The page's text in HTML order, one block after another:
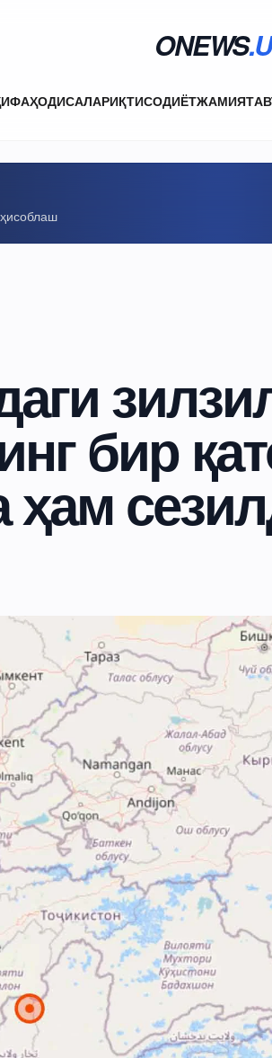
ONEWS
ҲОДИСАЛАРИҚТИСОДИЁТЖАМИЯТ
бир
ҳам